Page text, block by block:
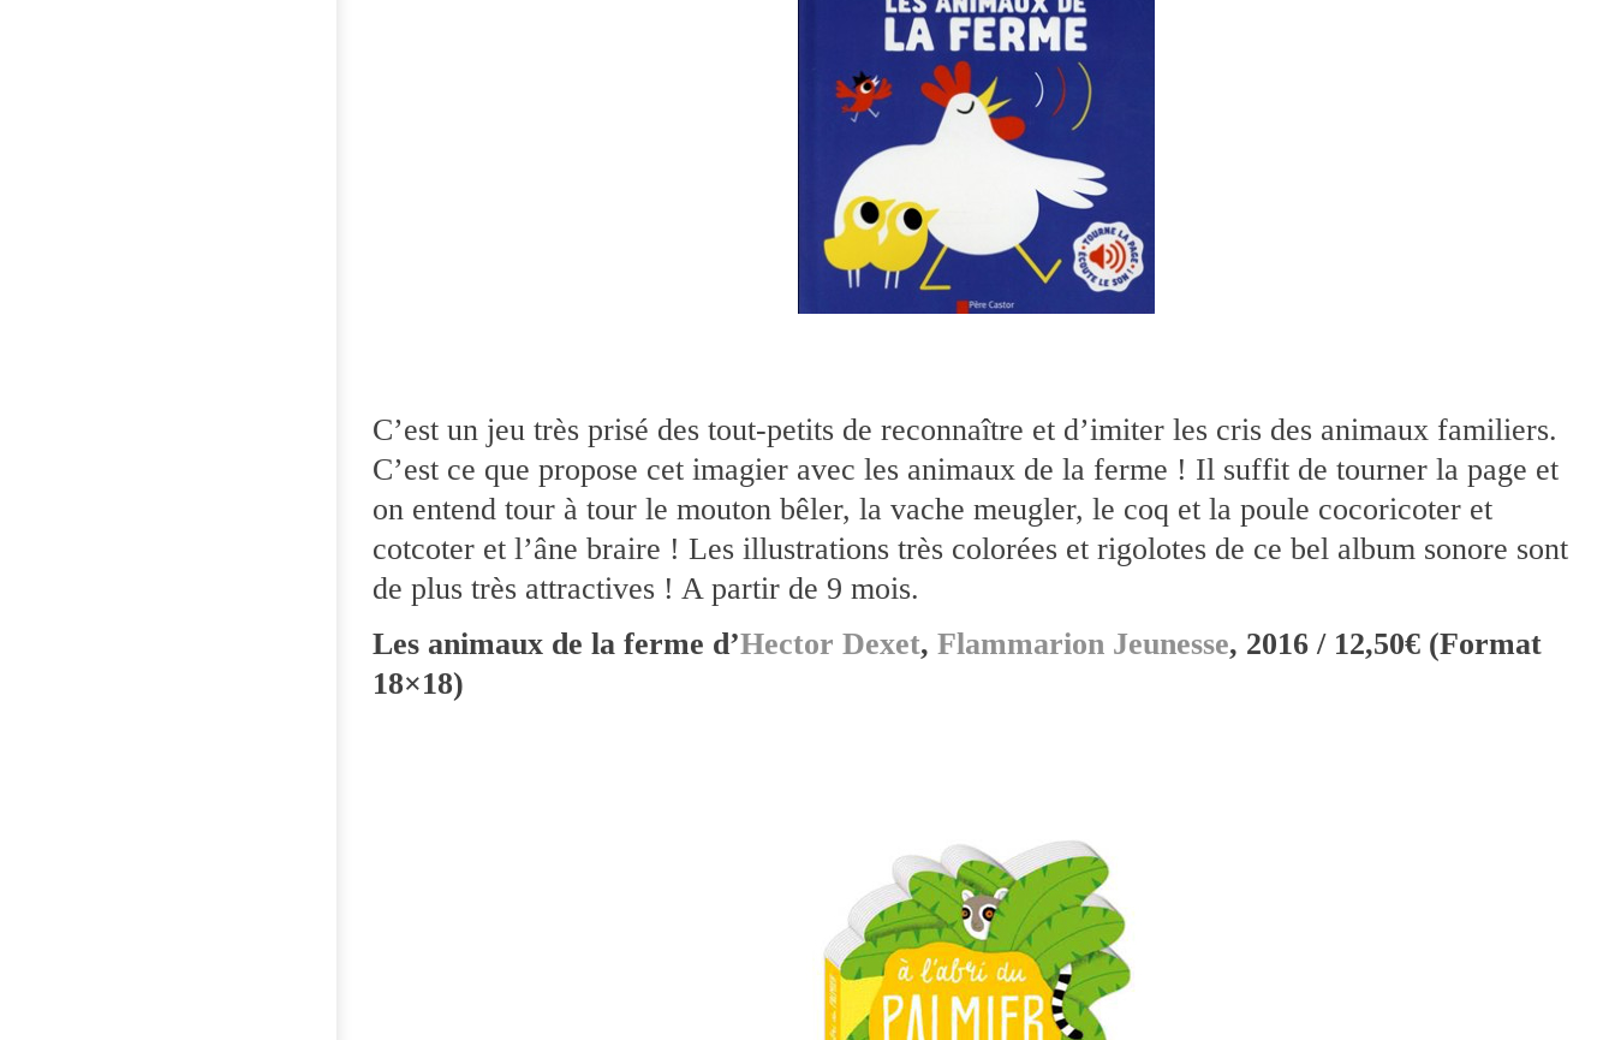
C’est un jeu très prisé des tout-petits de reconnaître et d’imiter les cris des animaux familiers.
C’est ce que propose cet imagier avec les animaux de la ferme ! Il suffit de tourner la page et
on entend tour à tour le mouton bêler, la vache meugler, le coq et la poule cocoricoter et
cotcoter et l’âne braire ! Les illustrations très colorées et rigolotes de ce bel album sonore sont
de plus très attractives ! A partir de 9 mois.
Les animaux de la ferme d’Hector Dexet, Flammarion Jeunesse, 2016 / 12,50€ (Format
18×18)